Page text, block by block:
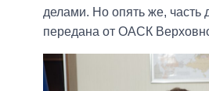
делами. Но опять же, часть
передана от ОАСК